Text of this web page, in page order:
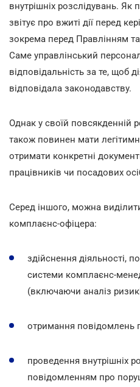
внутрішніх розслідувань.
звітує про вжиті дії перед
зокрема перед Правлінням
Саме управлінський
відповідальність за те, щоб
відповідала законодавству.
Однак у своїй повсякденній
також повинен мати
отримати конкретні
працівників чи посадових
Серед іншого, можна
комплаєнс-офіцера:
здійснення діяльності,
системи комплаєнс-
(включаючи аналіз
отримання повідомлень
проведення внутрішніх
повідомленням про